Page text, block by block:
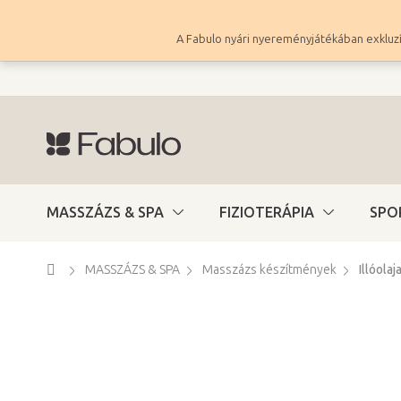
tartalomhoz
A Fabulo nyári nyereményjátékában
MASSZÁZS & SPA FIZIOTERÁPIA
Kezdőlap
MASSZÁZS & SPA Masszázs készítmények